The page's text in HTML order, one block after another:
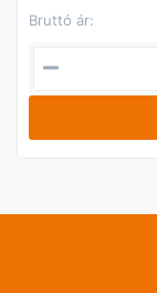
Bruttó ár: